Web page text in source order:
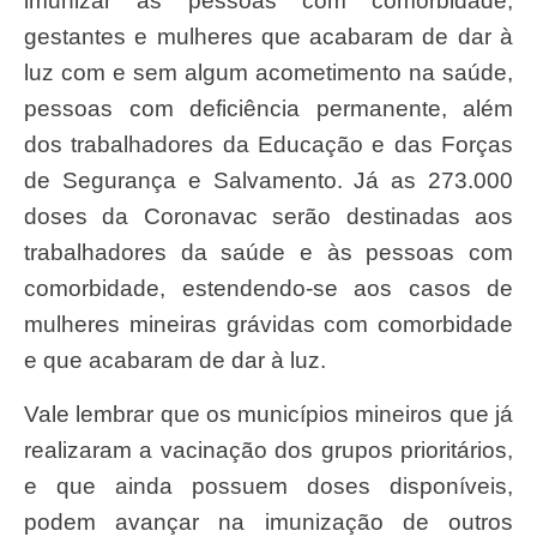
gestantes e mulheres que acabaram de dar à
luz com e sem algum acometimento na saúde,
pessoas com deficiência permanente, além
dos trabalhadores da Educação e das Forças
de Segurança e Salvamento. Já as 273.000
doses da Coronavac serão destinadas aos
trabalhadores da saúde e às pessoas com
comorbidade, estendendo-se aos casos de
mulheres mineiras grávidas com comorbidade
e que acabaram de dar à luz.
Vale lembrar que os municípios mineiros que já
realizaram a vacinação dos grupos prioritários,
e que ainda possuem doses disponíveis,
podem avançar na imunização de outros